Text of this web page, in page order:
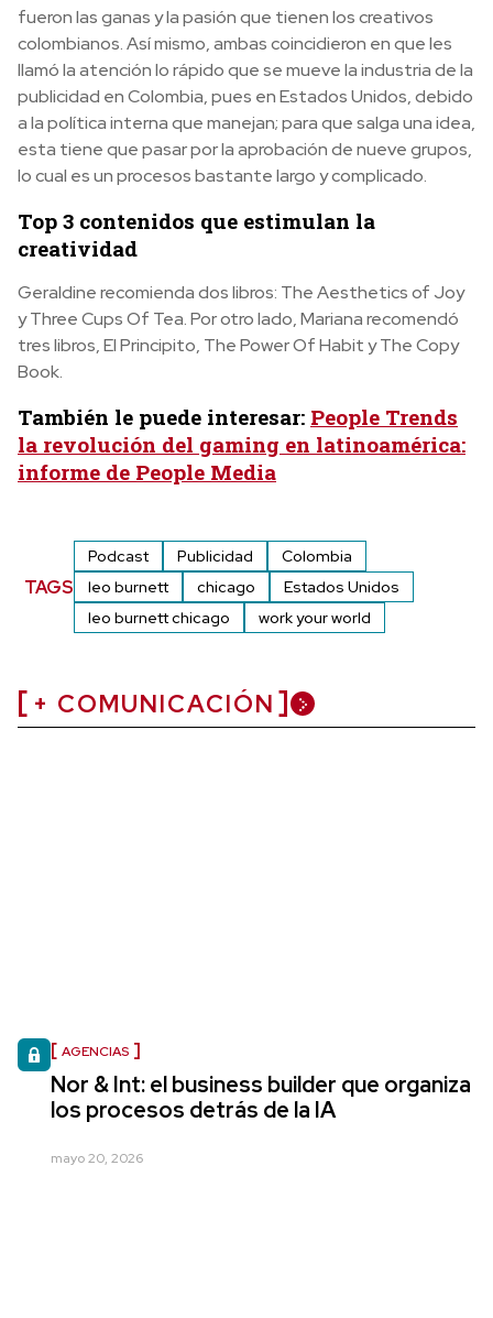
fueron las ganas y la pasión que tienen los creativos
colombianos. Así mismo, ambas coincidieron en que les
llamó la atención lo rápido que se mueve la industria de la
publicidad en Colombia, pues en Estados Unidos, debido
a la política interna que manejan; para que salga una idea,
esta tiene que pasar por la aprobación de nueve grupos,
lo cual es un procesos bastante largo y complicado.
Top 3 contenidos que estimulan la
creatividad
Geraldine recomienda dos libros: The Aesthetics of Joy
y Three Cups Of Tea.Por otro lado, Mariana recomendó
tres libros, El Principito, The Power Of Habit y The Copy
Book.
También le puede interesar: People Trends
la revolución del gaming en latinoamérica:
informe de People Media
TAGS
Podcast Publicidad
Colombia
leo burnett
chicago
Estados Unidos
leo burnett chicago
work your world
+ COMUNICACIÓN
AGENCIAS
Nor & Int: el business builder que organiza
los procesos detrás de la IA
mayo 20, 2026